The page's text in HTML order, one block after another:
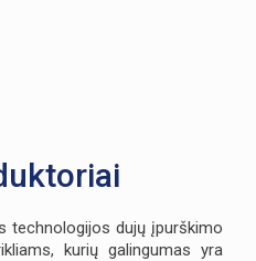
technologijos dujų įpurškimo
kurių galingumas yra